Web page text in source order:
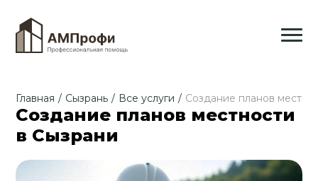
Главная / Сызрань / Все услуги / Создание планов
Создание планов местности
в Сызрани